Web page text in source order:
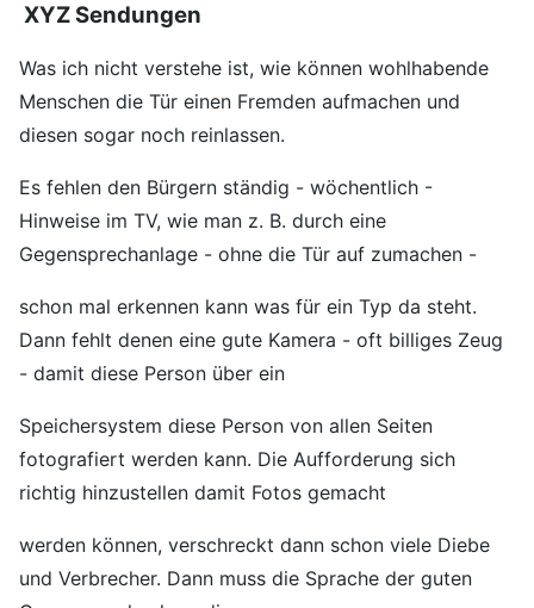
XYZ Sendungen
Was ich nicht verstehe ist, wie können wohlhabende
Menschen die Tür einen Fremden aufmachen und
diesen sogar noch reinlassen.
Es fehlen den Bürgern ständig - wöchentlich -
Hinweise im TV, wie man z. B. durch eine
Gegensprechanlage - ohne die Tür auf zumachen -
schon mal erkennen kann was für ein Typ da steht.
Dann fehlt denen eine gute Kamera - oft billiges Zeug
- damit diese Person über ein
Speichersystem diese Person von allen Seiten
fotografiert werden kann. Die Aufforderung sich
richtig hinzustellen damit Fotos gemacht
werden können, verschreckt dann schon viele Diebe
und Verbrecher. Dann muss die Sprache der guten